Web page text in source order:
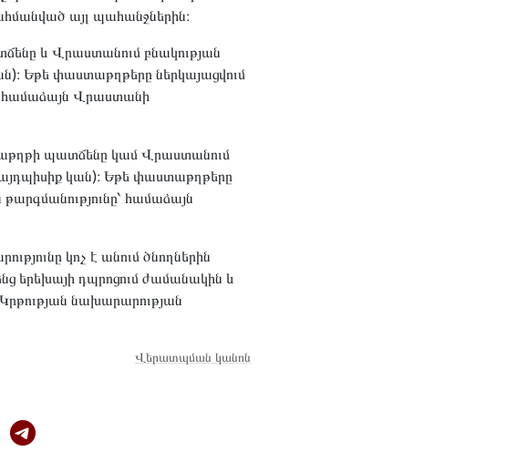
այլ պահանջներին։
և Վրաստանում բնակության
Եթե փաստաթղթերը ներկայացվում
համաձայն Վրաստանի
պատճենը կամ Վրաստանում
կան)։ Եթե փաստաթղթերը
համաձայն
կոչ է անում ծնողներին
երեխայի դպրոցում ժամանակին և
նախարարության
Վերատպման կանոն